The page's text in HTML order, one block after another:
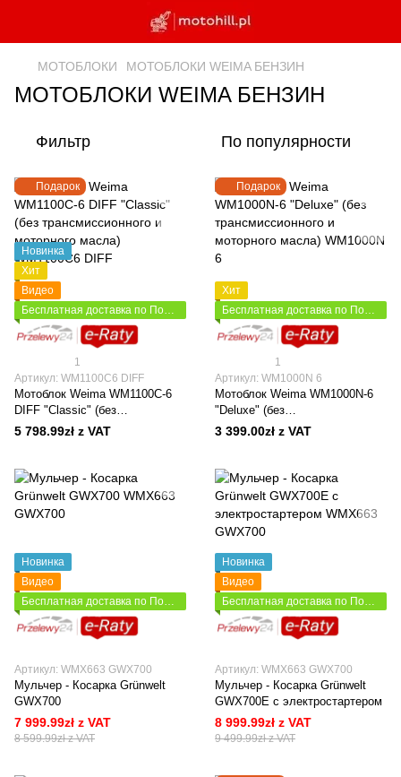
МОТОБЛОКИ МОТОБЛОКИ WEIMA БЕНЗИН
МОТОБЛОКИ WEIMA БЕНЗИН
Фильтр По популярности
Подарок
Новинка
Хит
Видео
Бесплатная доставка по Польше
1
Артикул: WM1100C6 DIFF
Мотоблок Weima WM1100C-6
DIFF "Classic" (без
трансмиссионного и моторного
5 798.99zł z VAT
Подарок
Хит
Бесплатная доставка по Польше
1
Артикул: WM1000N 6
Мотоблок Weima WM1000N-6
"Deluxe" (без
трансмиссионного и моторного
3 399.00zł z VAT
Новинка
Видео
Бесплатная доставка по Польше
Артикул: WMX663 GWX700
Мульчер - Косарка Grünwelt
GWX700
7 999.99zł z VAT
8 599.99zł z VAT
Новинка
Видео
Бесплатная доставка по Польше
Артикул: WMX663 GWX700
Мульчер - Косарка Grünwelt
GWX700E с электростартером
8 999.99zł z VAT
9 499.99zł z VAT